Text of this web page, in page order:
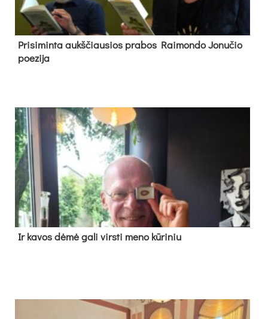
Pri­si­min­ta aukš­čiau­sios pra­bos Rai­mon­do Jo­nu­čio
poe­zi­ja
Ir ka­vos dė­mė ga­li virs­ti me­no kū­ri­niu